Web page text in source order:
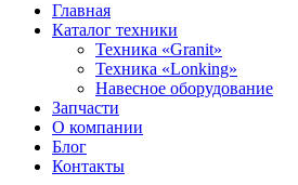
Главная
Каталог техники
Техника «Granit»
Техника «Lonking»
Навесное оборудование
Запчасти
О компании
Блог
Контакты